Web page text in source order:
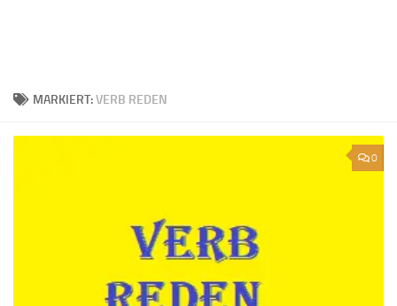
MARKIERT:VERB REDEN
0